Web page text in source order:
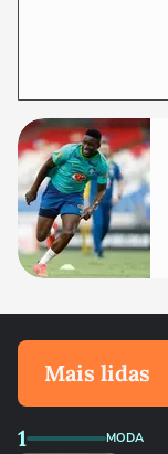
Mais lidas
1 MODA